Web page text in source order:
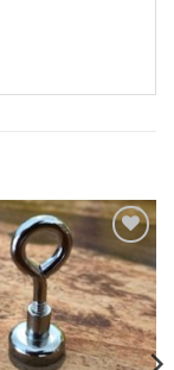
Zum
Wunschzettel
hinzufügen